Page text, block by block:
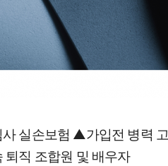
실손보험 ▲가입전 병력
퇴직 조합원 및 배우자